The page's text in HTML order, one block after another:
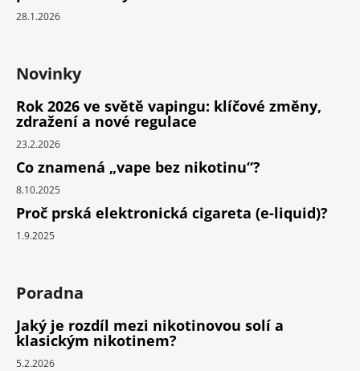
28.1.2026
Novinky
Rok 2026 ve světě vapingu: klíčové změny,
zdražení a nové regulace
23.2.2026
Co znamená „vape bez nikotinu“?
8.10.2025
Proč prská elektronická cigareta (e-liquid)?
1.9.2025
Poradna
Jaký je rozdíl mezi nikotinovou solí a
klasickým nikotinem?
5.2.2026